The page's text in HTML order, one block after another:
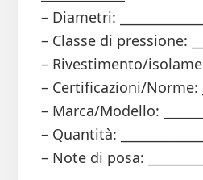
– Diametri: _____________
– Classe di pressione:
– Rivestimento/
– Certificazioni/Norme:
– Marca/Modello:
– Quantità: _____________
– Note di posa: